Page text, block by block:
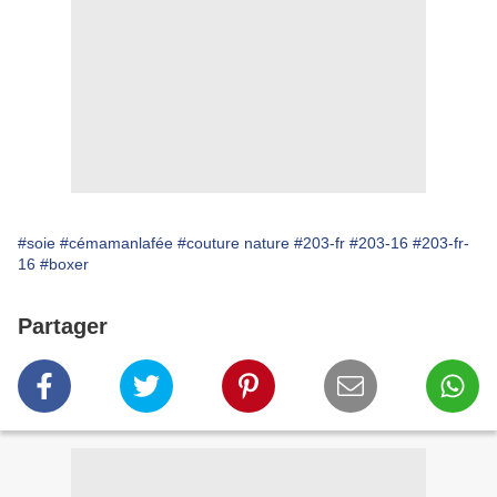
#soie #cémamanlafée #couture nature #203-fr #203-16 #203-fr-
16 #boxer
Partager